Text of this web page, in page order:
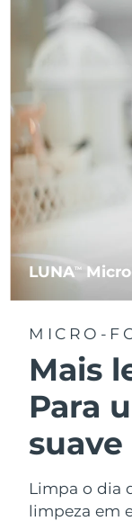
LUNATM
MICRO-
Mais
Para
Limpa o dia
limpeza em